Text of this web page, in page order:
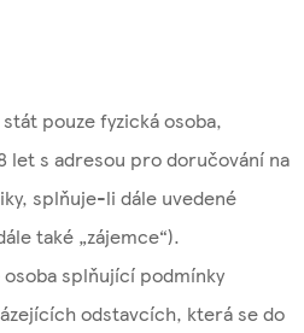
pouze fyzická osoba,
let s adresou pro doručování na
splňuje-li dále uvedené
také „zájemce“).
splňující podmínky
odstavcích, která se do